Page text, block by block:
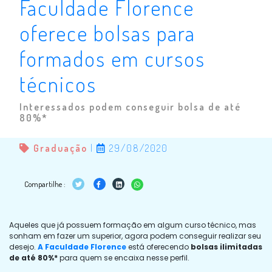
Faculdade Florence
oferece bolsas para
formados em cursos
técnicos
Interessados podem conseguir bolsa de até
80%*
Graduação | 29/08/2020
Compartilhe :
Aqueles que já possuem formação em algum curso técnico, mas
sonham em fazer um superior, agora podem conseguir realizar seu
desejo. A Faculdade Florenceestá oferecendo bolsas ilimitadas
de até 80%*para quem se encaixa nesse perfil.